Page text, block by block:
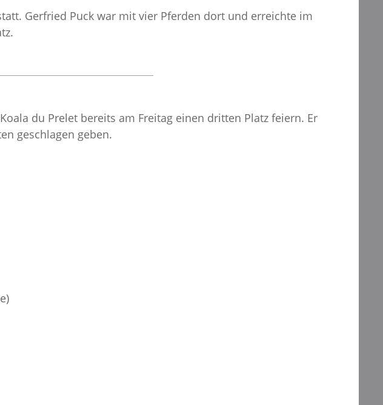
Gerfried Puck war mit vier Pferden dort und erreichte im
du Prelet bereits am Freitag einen dritten Platz feiern. Er
geschlagen geben.